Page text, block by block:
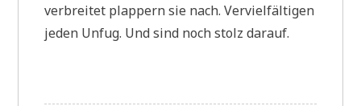
ver­brei­tet plap­pern sie nach. Ver­viel­fäl­ti­gen
jeden Unfug. Und sind noch stolz darauf.